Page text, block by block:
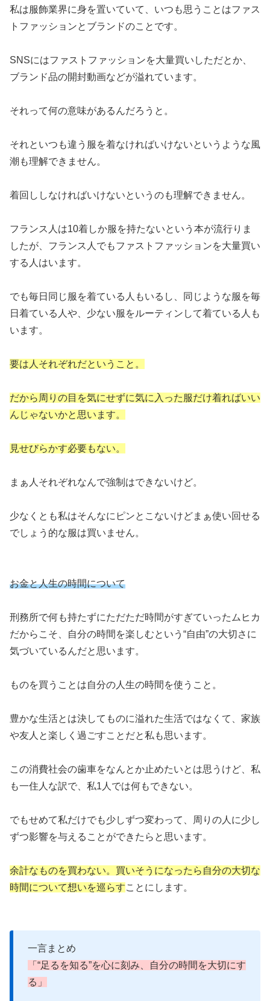
私は服飾業界に身を置いていて、いつも思うことはファス
トファッションとブランドのことです。
SNSにはファストファッションを大量買いしただとか、
ブランド品の開封動画などが溢れています。
それって何の意味があるんだろうと。
それといつも違う服を着なければいけないというような風
潮も理解できません。
着回ししなければいけないというのも理解できません。
フランス人は10着しか服を持たないという本が流行りま
したが、フランス人でもファストファッションを大量買い
する人はいます。
でも毎日同じ服を着ている人もいるし、同じような服を毎
日着ている人や、少ない服をルーティンして着ている人も
います。
要は人それぞれだということ。
だから周りの目を気にせずに気に入った服だけ着ればいい
んじゃないかと思います。
見せびらかす必要もない。
まぁ人それぞれなんで強制はできないけど。
少なくとも私はそんなにピンとこないけどまぁ使い回せる
でしょう的な服は買いません。
お金と人生の時間について
刑務所で何も持たずにただただ時間がすぎていったムヒカ
だからこそ、自分の時間を楽しむという“自由”の大切さに
気づいているんだと思います。
ものを買うことは自分の人生の時間を使うこと。
豊かな生活とは決してものに溢れた生活ではなくて、家族
や友人と楽しく過ごすことだと私も思います。
この消費社会の歯車をなんとか止めたいとは思うけど、私
も一住人な訳で、私1人では何もできない。
でもせめて私だけでも少しずつ変わって、周りの人に少し
ずつ影響を与えることができたらと思います。
余計なものを買わない。買いそうになったら自分の大切な
時間について想いを巡らすことにします。
一言まとめ
「“足るを知る”を心に刻み、自分の時間を大切にす
る」